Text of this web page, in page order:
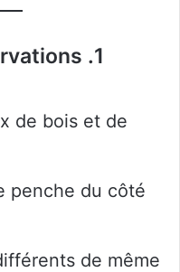
1. Expériences et Observations
de bois et de
penche du côté
de même